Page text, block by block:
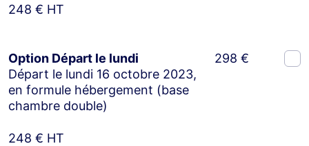
248 € HT
Option Départ le lundi
Départ le lundi 16 octobre 2023,
en formule hébergement (base
chambre double)
248 € HT
298 €